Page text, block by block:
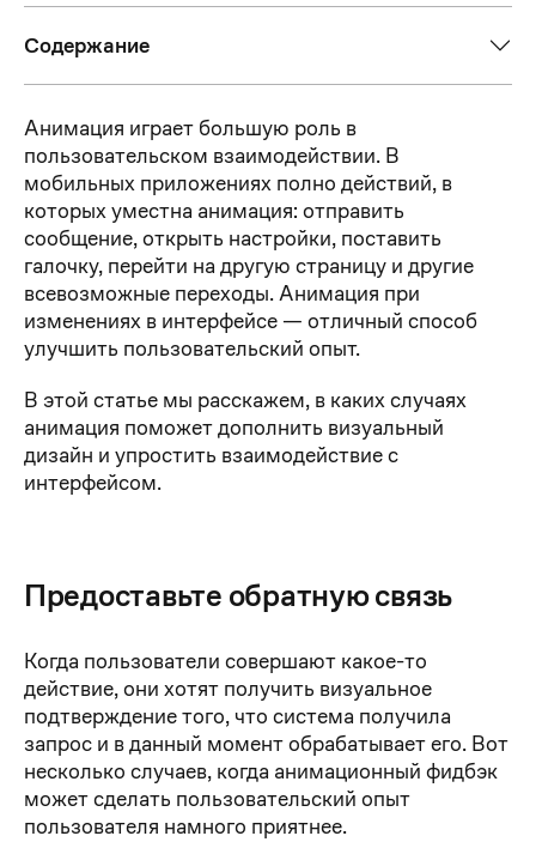
Содержание
Анимация играет большую роль в
пользовательском взаимодействии. В
мобильных приложениях полно действий, в
которых уместна анимация: отправить
сообщение, открыть настройки, поставить
галочку, перейти на другую страницу и другие
всевозможные переходы. Анимация при
изменениях в интерфейсе — отличный способ
улучшить пользовательский опыт.
В этой статье мы расскажем, в каких случаях
анимация поможет дополнить визуальный
дизайн и упростить взаимодействие с
интерфейсом.
Предоставьте обратную связь
Когда пользователи совершают какое-то
действие, они хотят получить визуальное
подтверждение того, что система получила
запрос и в данный момент обрабатывает его. Вот
несколько случаев, когда анимационный фидбэк
может сделать пользовательский опыт
пользователя намного приятнее.